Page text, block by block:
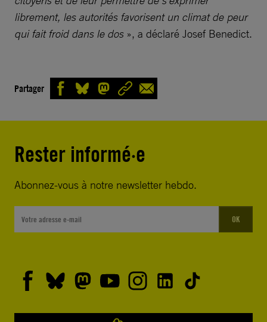
librement, les autorités favorisent un climat de peur
qui fait froid dans le dos», a déclaré Josef Benedict.
Partager
Rester informé·e
Abonnez-vous à notre newsletter hebdo.
OK